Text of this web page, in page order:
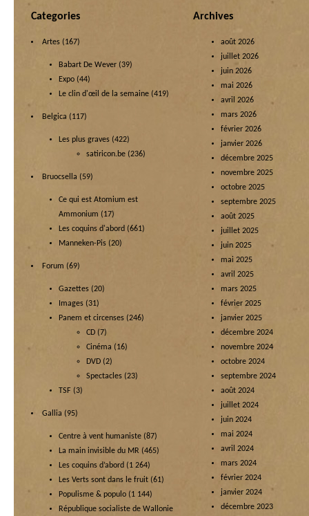
Categories
Artes (167)
Babart De Wever (39)
Expo (44)
Le clin d'œil de la semaine (419)
Belgica (117)
Les plus graves (422)
satiricon.be (236)
Bruocsella (59)
Ce qui est Atomium est
Ammonium (17)
Les coquins d'abord (661)
Manneken-Pis (20)
Forum (69)
Gazettes (20)
Images (31)
Panem et circenses (246)
CD (7)
Cinéma (16)
DVD (2)
Spectacles (23)
TSF (3)
Gallia (95)
Centre à vent humaniste (87)
La main invisible du MR (465)
Les coquins d’abord (1 264)
Les Verts sont dans le fruit (61)
Populisme & populo (1 144)
République socialiste de Wallonie
Archives
août 2026
juillet 2026
juin 2026
mai 2026
avril 2026
mars 2026
février 2026
janvier 2026
décembre 2025
novembre 2025
octobre 2025
septembre 2025
août 2025
juillet 2025
juin 2025
mai 2025
avril 2025
mars 2025
février 2025
janvier 2025
décembre 2024
novembre 2024
octobre 2024
septembre 2024
août 2024
juillet 2024
juin 2024
mai 2024
avril 2024
mars 2024
février 2024
janvier 2024
décembre 2023